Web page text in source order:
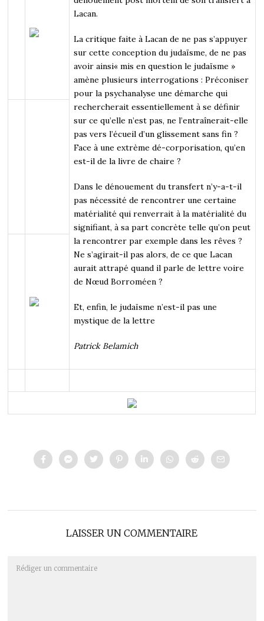
Lacan.
La critique faite à Lacan de ne pas s’appuyer
sur cette conception du judaïsme, de ne pas
avoir ainsi« mis en question le judaïsme »
amène plusieurs interrogations : Préconiser
pour la psychanalyse une démarche qui
rechercherait essentiellement à se définir
sur ce qu’elle n’est pas, ne l’entraînerait-elle
pas vers l’écueil d’un glissement sans fin ?
Face à une extrème dé-corporisation, qu’en
est-il de la livre de chaire ?
Dans le dénouement du transfert n’y-a-t-il
pas nécessité de rencontrer une certaine
matérialité qui renverrait à la matérialité du
signifiant, à sa part concrète telle qu’on peut
la rencontrer par exemple dans les rêves ?
Ne s’agirait-il pas alors, de ce que Lacan
aurait attrapé quand il parle de lettre voire
de Nœud Borroméen ?
Et, enfin, le judaïsme n’est-il pas une
mystique de la lettre
Patrick Belamich
LAISSER UN COMMENTAIRE